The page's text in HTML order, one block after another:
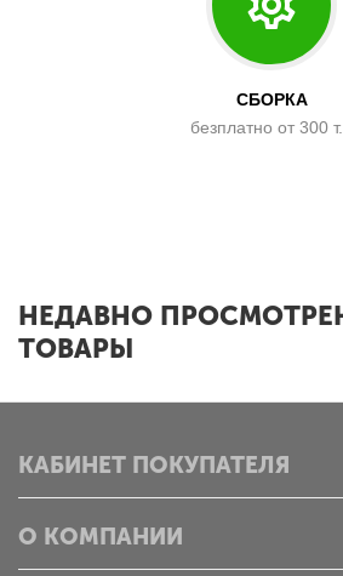
СБОРКА
безплатно от 300
НЕДАВНО
ТОВАРЫ
КАБИНЕТ ПОКУПАТЕЛЯ
О КОМПАНИИ